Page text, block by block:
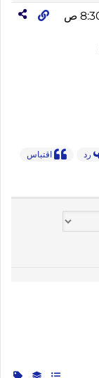
رد اقتباس